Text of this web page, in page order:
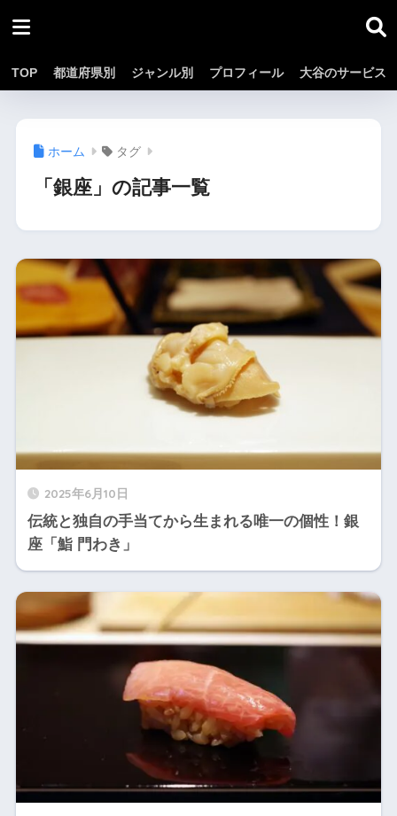
TOP 都道府県別 ジャンル別 プロフィール 大谷のサービス
ホーム タグ
「銀座」の記事一覧
2025年6月10日
伝統と独自の手当てから生まれる唯一の個性！銀
座「鮨 門わき」